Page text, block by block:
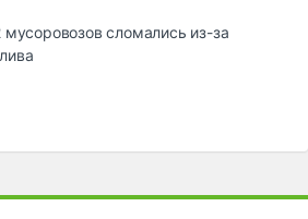
мусоровозов сломались из-за